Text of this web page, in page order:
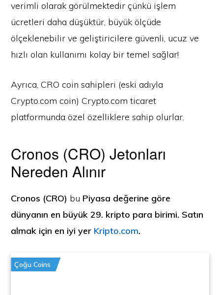
verimli olarak görülmektedir çünkü işlem
ücretleri daha düşüktür, büyük ölçüde
ölçeklenebilir ve geliştiricilere güvenli, ucuz ve
hızlı olan kullanımı kolay bir temel sağlar!
Ayrıca, CRO coin sahipleri (eski adıyla
Crypto.com coin) Crypto.com ticaret
platformunda özel özelliklere sahip olurlar.
Cronos (CRO) Jetonları
Nereden Alınır
Cronos (CRO) bu Piyasa değerine göre
dünyanın en büyük 29. kripto para birimi. Satın
almak için en iyi yer Kripto.com.
Çoğu Coins